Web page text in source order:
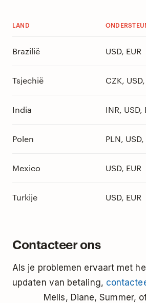
LAND
Brazilië USD, EUR
Tsjechië CZK, USD,
India INR, USD,
Polen PLN, USD,
Mexico USD, EUR
Turkije USD, EUR
Contacteer ons
Als je problemen ervaart met
updaten van betaling,
Melis, Diane, Summer,